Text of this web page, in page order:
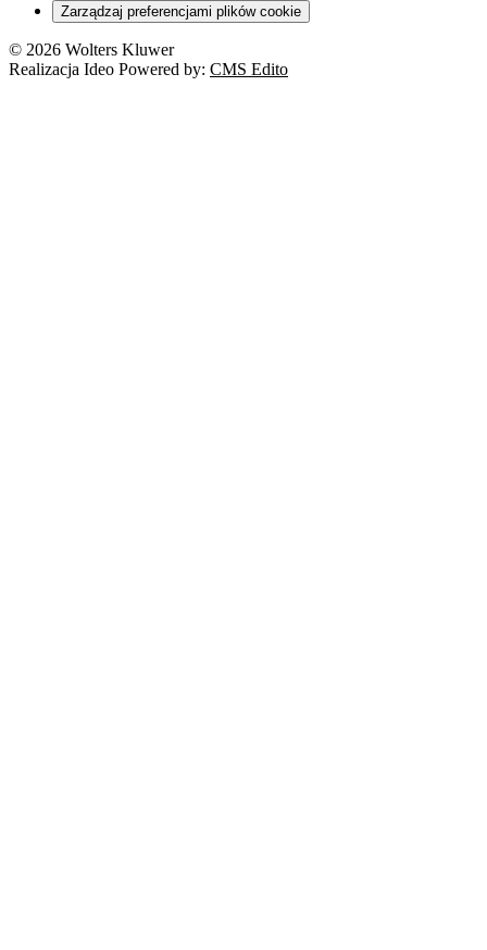
Zarządzaj preferencjami plików cookie
© 2026 Wolters Kluwer
Realizacja Ideo Powered by: CMS Edito